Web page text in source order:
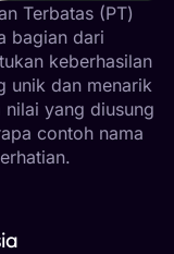
Terbatas (PT)
bagian dari
keberhasilan
unik dan menarik
yang diusung
contoh nama